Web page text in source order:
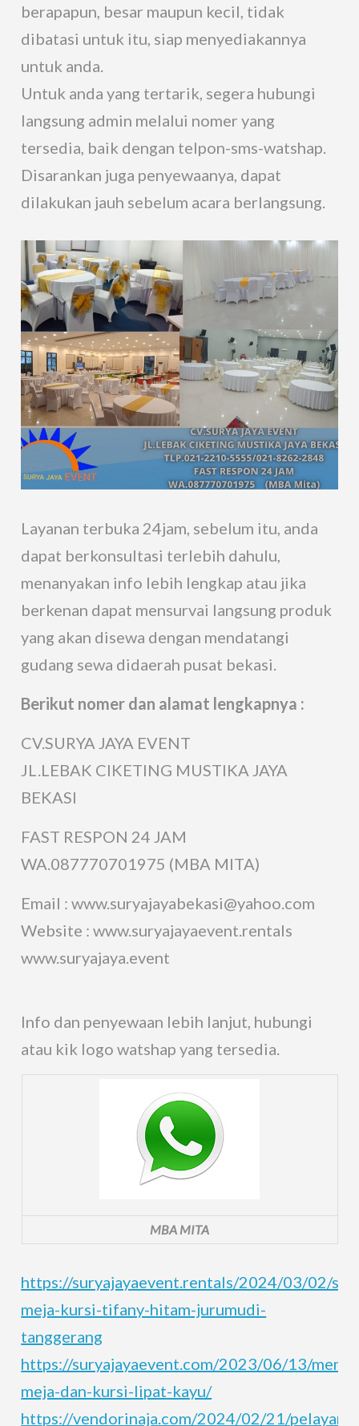
berapapun, besar maupun kecil, tidak
dibatasi untuk itu, siap menyediakannya
untuk anda.
Untuk anda yang tertarik, segera hubungi
langsung admin melalui nomer yang
tersedia, baik dengan telpon-sms-watshap.
Disarankan juga penyewaanya, dapat
dilakukan jauh sebelum acara berlangsung.
Layanan terbuka 24jam, sebelum itu, anda
dapat berkonsultasi terlebih dahulu,
menanyakan info lebih lengkap atau jika
berkenan dapat mensurvai langsung produk
yang akan disewa dengan mendatangi
gudang sewa didaerah pusat bekasi.
Berikut nomer dan alamat lengkapnya :
CV.SURYA JAYA EVENT
JL.LEBAK CIKETING MUSTIKA JAYA
BEKASI
FAST RESPON 24 JAM
WA.087770701975 (MBA MITA)
Email : www.suryajayabekasi@yahoo.com
Website : www.suryajayaevent.rentals
www.suryajaya.event
Info dan penyewaan lebih lanjut, hubungi
atau kik logo watshap yang tersedia.
MBA MITA
https://suryajayaevent.rentals/2024/03/02/
meja-kursi-tifany-hitam-jurumudi-
tanggerang
https://suryajayaevent.com/2023/06/13/
meja-dan-kursi-lipat-kayu/
https://vendorinaja.com/2024/02/21/